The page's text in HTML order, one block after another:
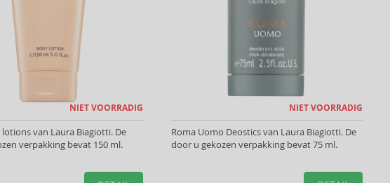
NIET VOORRADIG
lotions van Laura Biagiotti. De
verpakking bevat 150 ml.
NIET VOORRADIG
Roma Uomo Deostics van Laura Biagiotti. De
door u gekozen verpakking bevat 75 ml.